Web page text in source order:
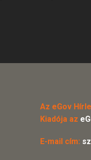
Az eGov
Kiadója az
E-mail cím: